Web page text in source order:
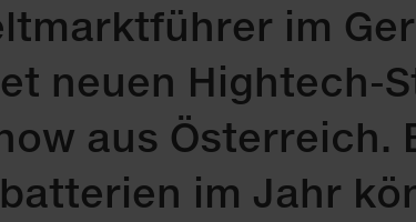
im
neuen Hightech-
aus Österreich.
im Jahr